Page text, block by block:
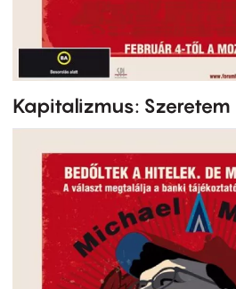
Kapitalizmus: Szeretem